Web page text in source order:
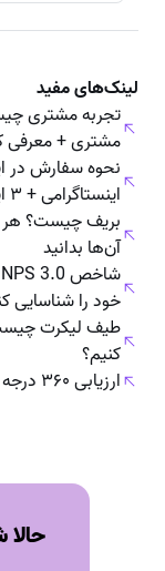
لینک‌های مفید
تجربه مشتری
مشتری + معرفی
نحوه سفارش در
اینستاگرامی + ۳ اینفوگرافی ضروری
بریف چیست؟ هر
آن‌ها بدانید
خود را شناسایی
طیف لیکرت
کنیم؟
ارزیابی ۳۶۰ درجه چیست و هرآنچه باید درباره‌ آن بدانید